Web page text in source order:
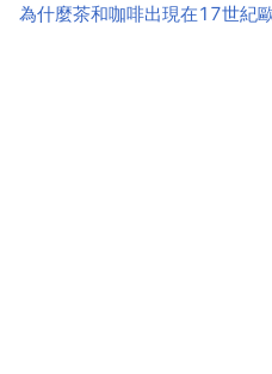
或者順時針也可逆時針，但
為什麼茶和咖啡出現在17世紀